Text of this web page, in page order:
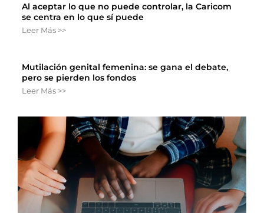
Al aceptar lo que no puede controlar, la Caricom
se centra en lo que sí puede
Leer Más >>
Mutilación genital femenina: se gana el debate,
pero se pierden los fondos
Leer Más >>